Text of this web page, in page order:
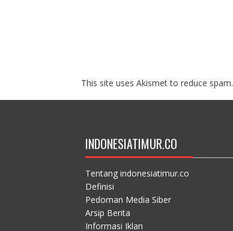
This site uses Akismet to reduce spam.
INDONESIATIMUR.CO
Tentang indonesiatimur.co
Definisi
Pedoman Media Siber
Arsip Berita
Informasi Iklan